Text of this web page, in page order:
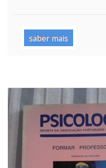
saber mais